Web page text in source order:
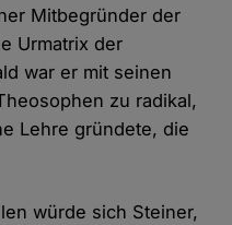
Mitbegründer der
Urmatrix der
war er mit seinen
zu radikal,
Lehre gründete, die
würde sich Steiner,